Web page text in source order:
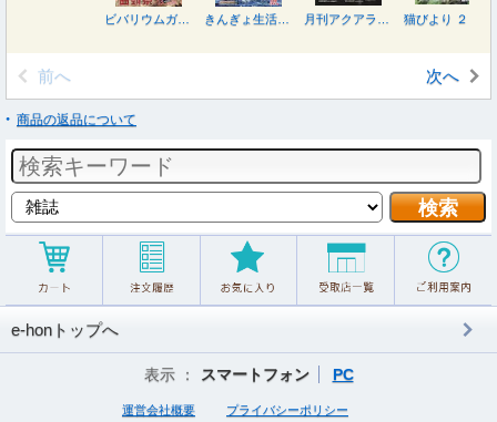
ビバリウムガイド ２０２６年９月号
前へ 次へ
商品の返品について
e-honトップへ
表示 ： スマートフォン PC
運営会社概要 プライバシーポリシー